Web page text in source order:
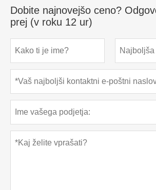
Dobite najnovejšo ceno?
prej (v roku 12 ur)